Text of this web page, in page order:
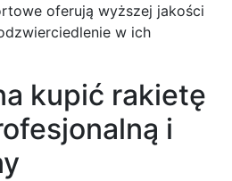
oferują wyższej jakości
w ich
kupić rakietę
i